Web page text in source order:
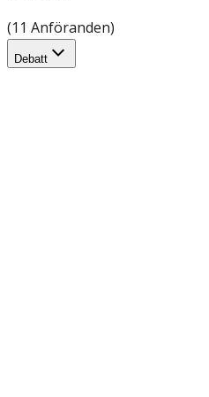
(11 Anföranden)
Debatt